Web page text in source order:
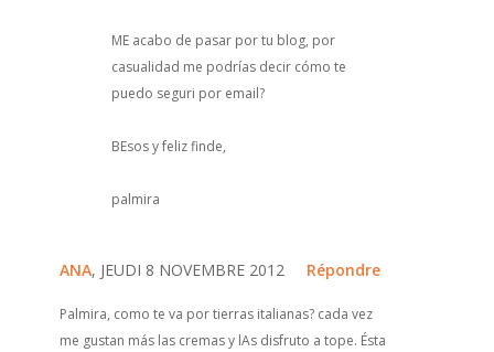
ME acabo de pasar por tu blog, por
casualidad me podrías decir cómo te
puedo seguri por email?
BEsos y feliz finde,
palmira
ANA, JEUDI 8 NOVEMBRE 2012 Répondre
Palmira, como te va por tierras italianas? cada vez
me gustan más las cremas y lAs disfruto a tope. Ésta